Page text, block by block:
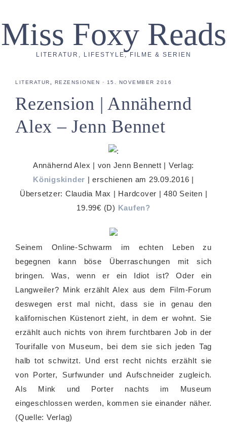
Miss Foxy Reads
LITERATUR, LIFESTYLE, FILME & SERIEN
LITERATUR REZENSIONEN · 15. NOVEMBER 2016
Rezension | Annähernd
Alex – Jenn Bennet
Annähernd Alex | von Jenn Bennett | Verlag:
Königskinder | erschienen am 29.09.2016 |
Übersetzer: Claudia Max | Hardcover | 480 Seiten |
19.99€ (D) Kaufen?
Seinem Online-Schwarm im echten Leben zu
begegnen kann böse Überraschungen mit sich
bringen. Was, wenn er ein Idiot ist? Oder ein
Langweiler? Mink erzählt Alex aus dem Film-Forum
deswegen erst mal nicht, dass sie in genau den
kalifornischen Küstenort zieht, in dem er wohnt. Sie
erzählt auch nichts von ihrem furchtbaren Job in der
Tourifalle von Museum, bei dem sie sich jeden Tag
halb tot schwitzt. Und erst recht nichts erzählt sie
von Porter, Surfwunder und Aufschneider zugleich.
Als Mink und Porter nachts im Museum
eingeschlossen werden, kommen sie einander näher.
(Quelle: Verlag)